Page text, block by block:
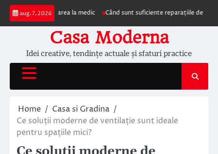
Skip
content
aug. 7, 2026
prezentarea la medic Când sunt suficiente reparațiile de acoperiș și
Casa Moderna
Idei creative, tendințe actuale și sfaturi practice
Home
Casa si Gradina
Ce soluții moderne de ventilație sunt ideale
pentru spațiile mici?